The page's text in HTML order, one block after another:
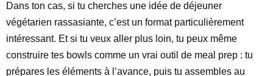
Dans ton cas, si tu cherches une idée de déjeuner
végétarien rassasiante, c’est un format particulièrement
intéressant. Et si tu veux aller plus loin, tu peux même
construire tes bowls comme un vrai outil de meal prep : tu
prépares les éléments à l’avance, puis tu assembles au